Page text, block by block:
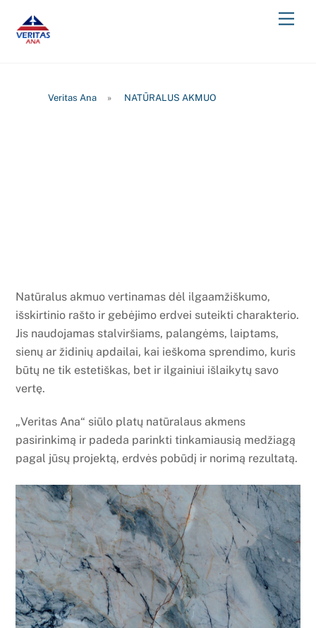
content
Veritas Ana » NATŪRALUS AKMUO
Natūralus akmuo vertinamas dėl ilgaamžiškumo,
išskirtinio rašto ir gebėjimo erdvei suteikti charakterio.
Jis naudojamas stalviršiams, palangėms, laiptams,
sienų ar židinių apdailai, kai ieškoma sprendimo, kuris
būtų ne tik estetiškas, bet ir ilgainiui išlaikytų savo
vertę.
„Veritas Ana“ siūlo platų natūralaus akmens
pasirinkimą ir padeda parinkti tinkamiausią medžiagą
pagal jūsų projektą, erdvės pobūdį ir norimą rezultatą.